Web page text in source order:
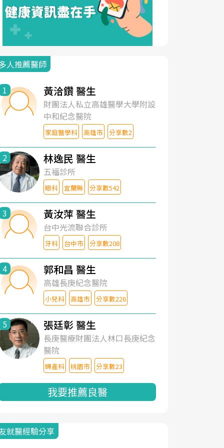
人推薦醫師
1 黃洽鑽 醫生
財團法人私立高雄醫學大學附設
中和紀念醫院
家庭醫學科 高雄市 分享數2
2 林逸民 醫生
五福診所
眼科 宜蘭縣 分享數542
3 黃汝萍 醫生
台中光流聯合診所
牙科 台中市 分享數208
4 郭和昌 醫生
高雄長庚紀念醫院
小兒科 高雄市 分享數226
5 張廷彰 醫生
長庚醫療財團法人林口長庚紀念
醫院
婦產科 桃園市 分享數23
我要推薦良醫
就醫經驗分享